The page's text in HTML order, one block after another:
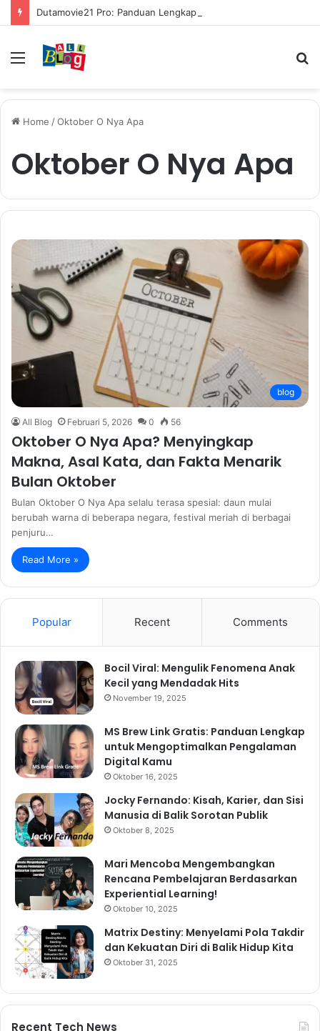
Menu
Home /Oktober O Nya Apa
Oktober O Nya Apa
blog
All Blog Februari 5, 2026 0 56
Oktober O Nya Apa? Menyingkap
Makna, Asal Kata, dan Fakta Menarik
Bulan Oktober
Bulan Oktober O Nya Apa selalu terasa spesial: daun mulai
berubah warna di beberapa negara, festival meriah di berbagai
penjuru…
Read More »
Popular Recent Comments
Bocil Viral: Mengulik Fenomena Anak
Kecil yang Mendadak Hits
November 19, 2025
MS Brew Link Gratis: Panduan Lengkap
untuk Mengoptimalkan Pengalaman
Digital Kamu
Oktober 16, 2025
Jocky Fernando: Kisah, Karier, dan Sisi
Manusia di Balik Sorotan Publik
Oktober 8, 2025
Mari Mencoba Mengembangkan
Rencana Pembelajaran Berdasarkan
Experiential Learning!
Oktober 10, 2025
Matrix Destiny: Menyelami Pola Takdir
dan Kekuatan Diri di Balik Hidup Kita
Oktober 31, 2025
Recent Tech News